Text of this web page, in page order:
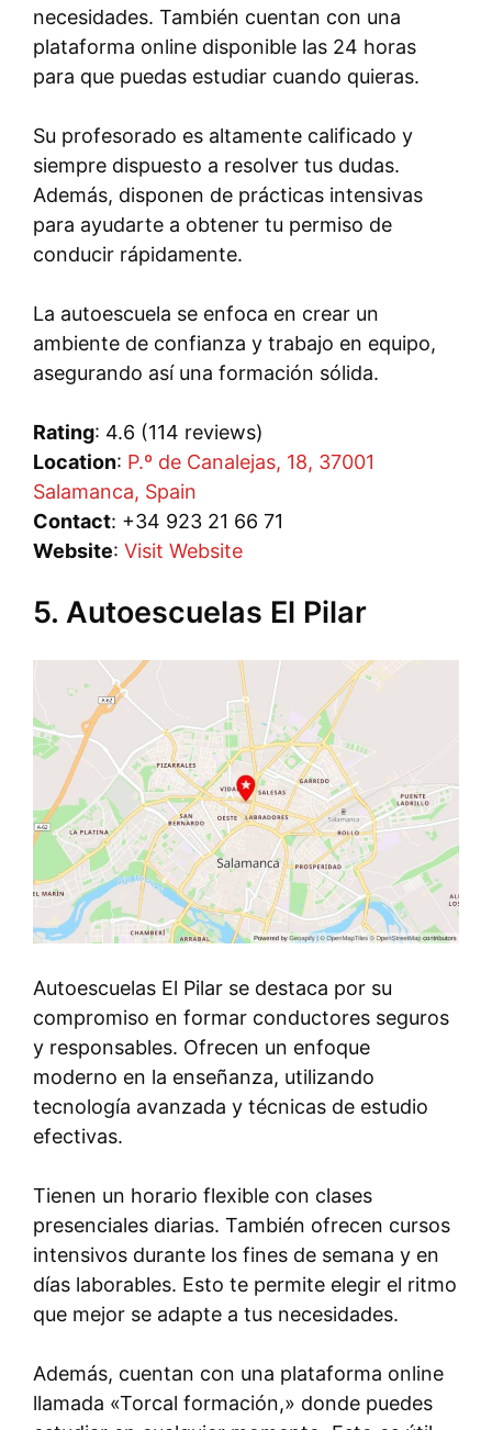
necesidades. También cuentan con una
plataforma online disponible las 24 horas
para que puedas estudiar cuando quieras.
Su profesorado es altamente calificado y
siempre dispuesto a resolver tus dudas.
Además, disponen de prácticas intensivas
para ayudarte a obtener tu permiso de
conducir rápidamente.
La autoescuela se enfoca en crear un
ambiente de confianza y trabajo en equipo,
asegurando así una formación sólida.
Rating: 4.6 (114 reviews)
Location: P.º de Canalejas, 18, 37001
Salamanca, Spain
Contact: +34 923 21 66 71
Website: Visit Website
5. Autoescuelas El Pilar
Autoescuelas El Pilar se destaca por su
compromiso en formar conductores seguros
y responsables. Ofrecen un enfoque
moderno en la enseñanza, utilizando
tecnología avanzada y técnicas de estudio
efectivas.
Tienen un horario flexible con clases
presenciales diarias. También ofrecen cursos
intensivos durante los fines de semana y en
días laborables. Esto te permite elegir el ritmo
que mejor se adapte a tus necesidades.
Además, cuentan con una plataforma online
llamada «Torcal formación,» donde puedes